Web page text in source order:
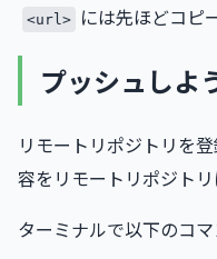
<url> には先ほどコピ
プッシュしよ
リモートリポジトリを
容をリモートリポジトリ
ターミナルで以下のコ